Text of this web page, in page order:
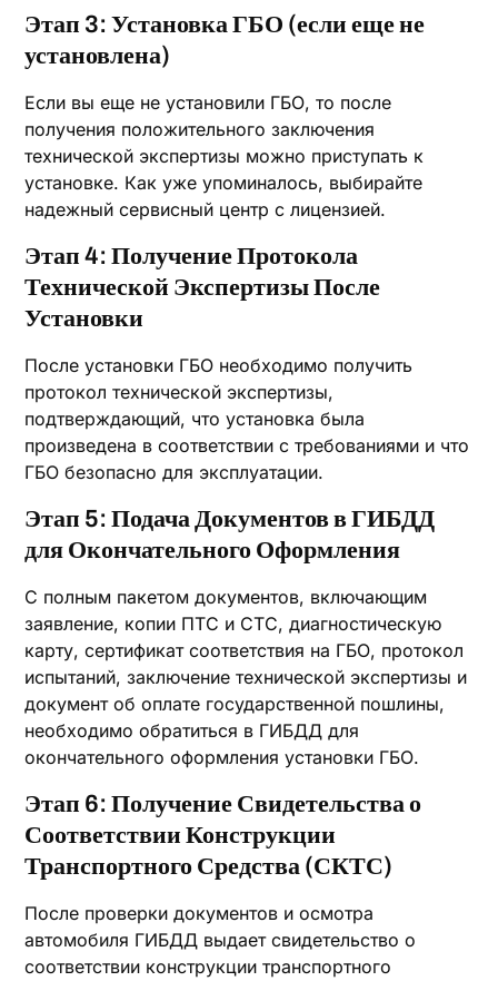
Этап 3: Установка ГБО (если еще не
установлена)
Если вы еще не установили ГБО, то после
получения положительного заключения
технической экспертизы можно приступать к
установке. Как уже упоминалось, выбирайте
надежный сервисный центр с лицензией.
Этап 4: Получение Протокола
Технической Экспертизы После
Установки
После установки ГБО необходимо получить
протокол технической экспертизы,
подтверждающий, что установка была
произведена в соответствии с требованиями и что
ГБО безопасно для эксплуатации.
Этап 5: Подача Документов в ГИБДД
для Окончательного Оформления
С полным пакетом документов, включающим
заявление, копии ПТС и СТС, диагностическую
карту, сертификат соответствия на ГБО, протокол
испытаний, заключение технической экспертизы и
документ об оплате государственной пошлины,
необходимо обратиться в ГИБДД для
окончательного оформления установки ГБО.
Этап 6: Получение Свидетельства о
Соответствии Конструкции
Транспортного Средства (СКТС)
После проверки документов и осмотра
автомобиля ГИБДД выдает свидетельство о
соответствии конструкции транспортного